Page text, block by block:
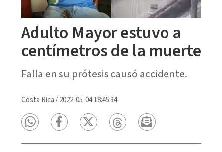
Adulto Mayor estuvo a
centímetros de la muerte
Falla en su prótesis causó accidente.
Costa Rica /2022-05-04 18:45:34